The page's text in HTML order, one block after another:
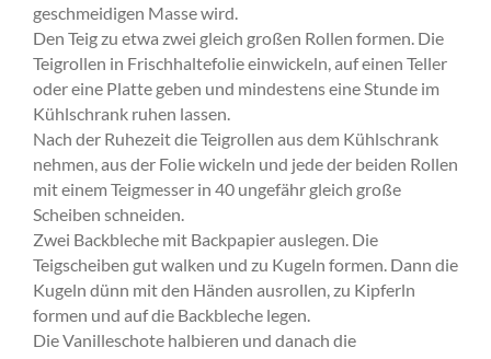
geschmeidigen Masse wird.
Den Teig zu etwa zwei gleich großen Rollen formen. Die
Teigrollen in Frischhaltefolie einwickeln, auf einen Teller
oder eine Platte geben und mindestens eine Stunde im
Kühlschrank ruhen lassen.
Nach der Ruhezeit die Teigrollen aus dem Kühlschrank
nehmen, aus der Folie wickeln und jede der beiden Rollen
mit einem Teigmesser in 40 ungefähr gleich große
Scheiben schneiden.
Zwei Backbleche mit Backpapier auslegen. Die
Teigscheiben gut walken und zu Kugeln formen. Dann die
Kugeln dünn mit den Händen ausrollen, zu Kipferln
formen und auf die Backbleche legen.
Die Vanilleschote halbieren und danach die